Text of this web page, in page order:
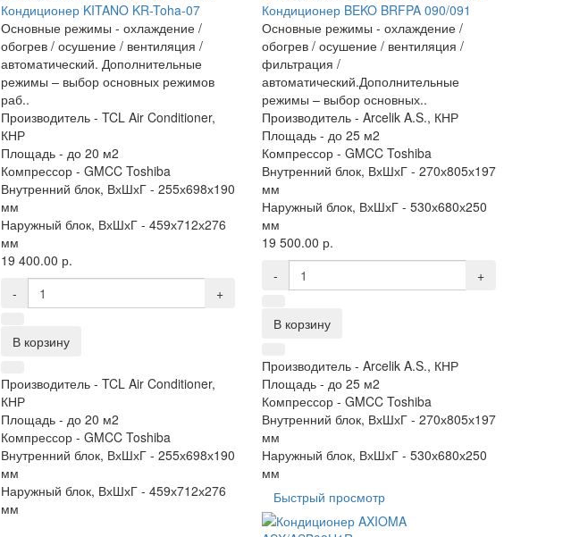
Кондиционер KITANO KR-Toha-07
Основные режимы - охлаждение /
обогрев / осушение / вентиляция /
автоматический. Дополнительные
режимы – выбор основных режимов
раб..
Производитель - TCL Air Conditioner,
КНР
Площадь - до 20 м2
Компрессор - GMCC Toshiba
Внутренний блок, ВхШхГ - 255х698х190
мм
Наружный блок, ВхШхГ - 459х712х276
мм
19 400.00 р.
-
+
В корзину
Производитель - TCL Air Conditioner,
КНР
Площадь - до 20 м2
Компрессор - GMCC Toshiba
Внутренний блок, ВхШхГ - 255х698х190
мм
Наружный блок, ВхШхГ - 459х712х276
мм
Кондиционер BEKO BRFPA 090/091
Основные режимы - охлаждение /
обогрев / осушение / вентиляция /
фильтрация /
автоматический.Дополнительные
режимы – выбор основных..
Производитель -Arcelik A.S., КНР
Площадь -до 25 м2
Компрессор -GMCC Toshiba
Внутренний блок, ВхШхГ -270х805х197
мм
Наружный блок, ВхШхГ -530х680х250
мм
19 500.00 р.
-
+
В корзину
Производитель -Arcelik A.S., КНР
Площадь -до 25 м2
Компрессор -GMCC Toshiba
Внутренний блок, ВхШхГ -270х805х197
мм
Наружный блок, ВхШхГ -530х680х250
мм
Быстрый просмотр